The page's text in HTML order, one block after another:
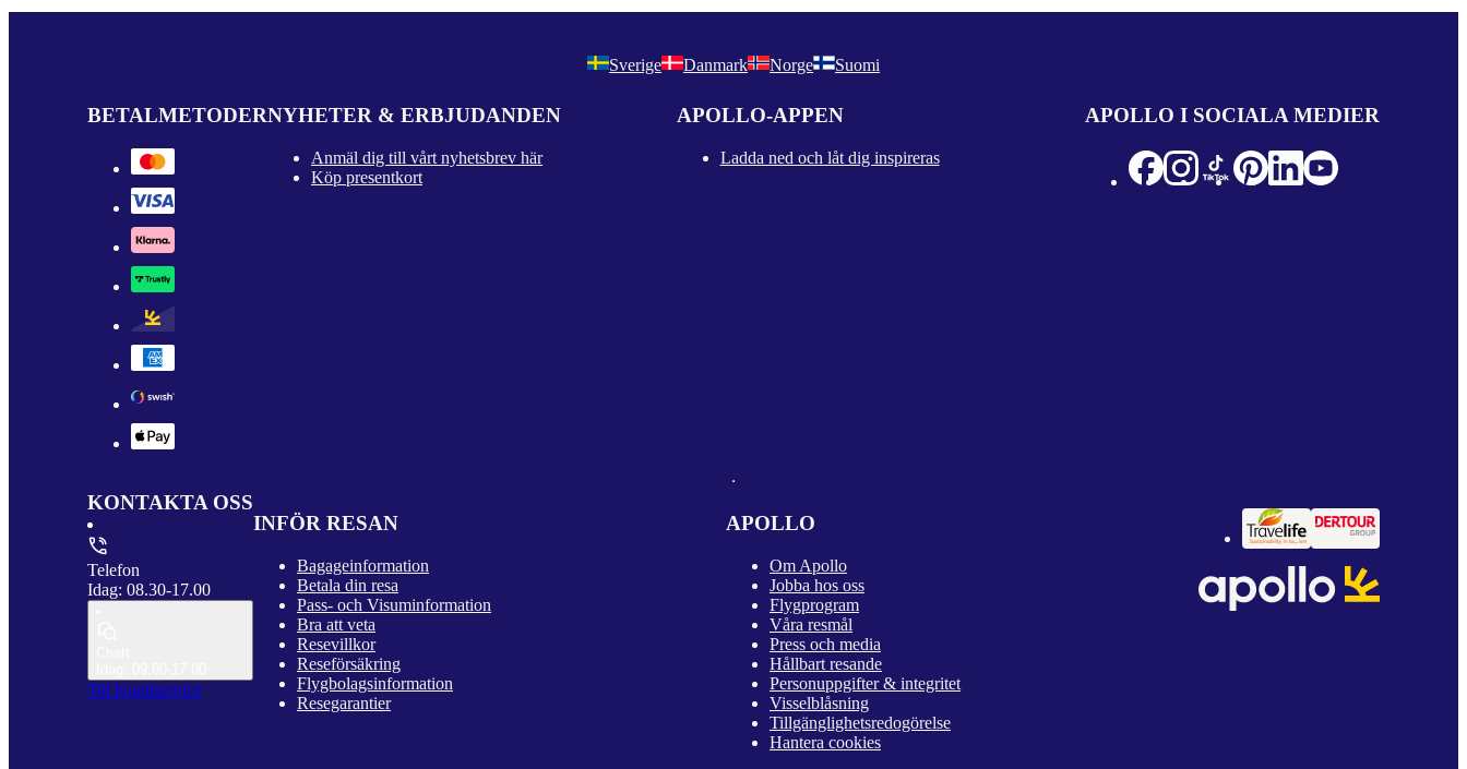
Sverige Danmark Norge Suomi
BETALMETODERNYHETER & ERBJUDANDEN
Anmäl dig till vårt nyhetsbrev här
Köp presentkort
APOLLO-APPEN
Ladda ned och låt dig inspireras
APOLLO I SOCIALA MEDIER
KONTAKTA OSS
Telefon
Idag: 08.30-17.00
Till Kundservice
INFÖR RESAN
Bagageinformation
Betala din resa
Pass- och Visuminformation
Bra att veta
Resevillkor
Reseförsäkring
Flygbolagsinformation
Resegarantier
APOLLO
Om Apollo
Jobba hos oss
Flygprogram
Våra resmål
Press och media
Hållbart resande
Personuppgifter & integritet
Visselblåsning
Tillgänglighetsredogörelse
Hantera cookies